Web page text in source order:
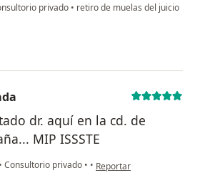
privado • retiro de muelas del juicio
anónimo
dr. aquí en la cd. de
MIP ISSSTE
• Consultorio privado • • en opinión del usuario
Reportar